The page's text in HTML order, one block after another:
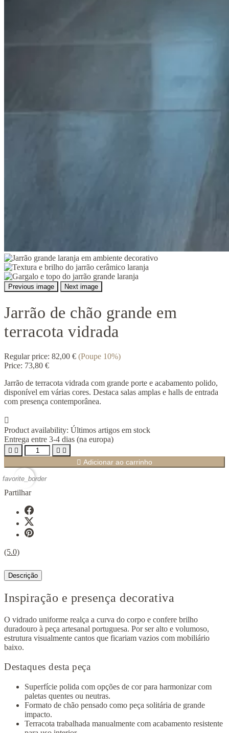
Previous image Next image
Jarrão de chão grande em
terracota vidrada
Regular price: 82,00 € (Poupe 10%)
Price: 73,80 €
Jarrão de terracota vidrada com grande porte e acabamento polido,
disponível em várias cores. Destaca salas amplas e halls de entrada
com presença contemporânea.

Product availability: Últimos artigos em stock
Entrega entre 3-4 dias (na europa)
   
 Adicionar ao carrinho
favorite_border
Partilhar
(5.0)
Descrição
Inspiração e presença decorativa
O vidrado uniforme realça a curva do corpo e confere brilho
duradouro à peça artesanal portuguesa. Por ser alto e volumoso,
estrutura visualmente cantos que ficariam vazios com mobiliário
baixo.
Destaques desta peça
Superfície polida com opções de cor para harmonizar com
paletas quentes ou neutras.
Formato de chão pensado como peça solitária de grande
impacto.
Terracota trabalhada manualmente com acabamento resistente